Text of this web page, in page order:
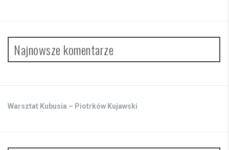
Najnowsze komentarze
Warsztat Kubusia – Piotrków Kujawski